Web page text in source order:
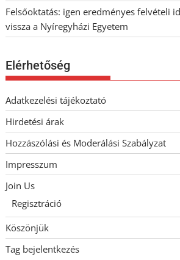
Felsőoktatás: igen eredményes felvételi
vissza a Nyíregyházi Egyetem
Elérhetőség
Adatkezelési tájékoztató
Hirdetési árak
Hozzászólási és Moderálási Szabályzat
Impresszum
Join Us
Regisztráció
Köszönjük
Tag bejelentkezés